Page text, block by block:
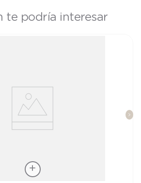
te podría interesar